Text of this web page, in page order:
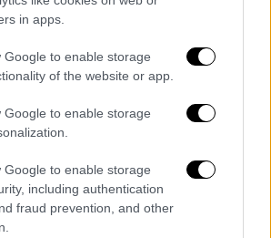
in apps.
Google to enable storage
of the website or app.
Google to enable storage
Google to enable storage
including authentication
fraud prevention, and other